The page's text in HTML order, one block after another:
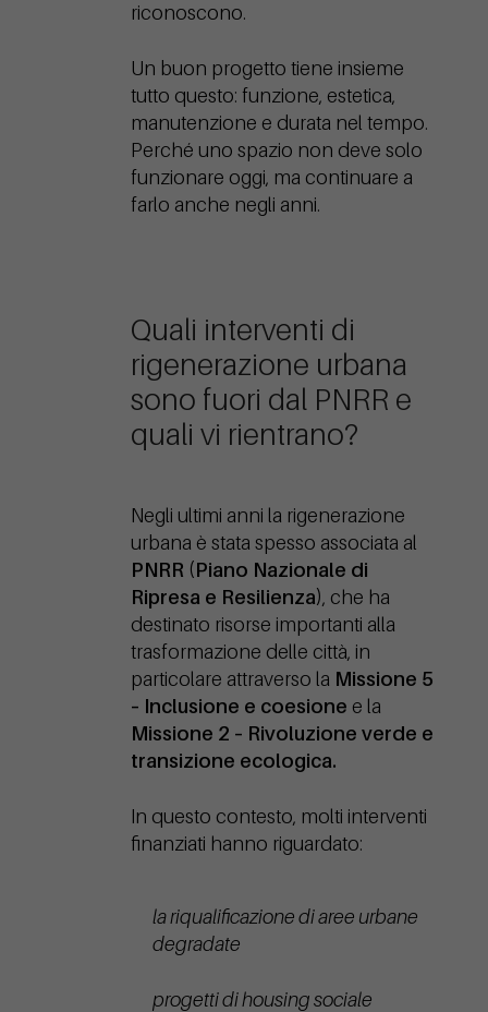
riconoscono.
Un buon progetto tiene insieme
tutto questo: funzione, estetica,
manutenzione e durata nel tempo.
Perché uno spazio non deve solo
funzionare oggi, ma continuare a
farlo anche negli anni.
Quali interventi di
rigenerazione urbana
sono fuori dal PNRR e
quali vi rientrano?
Negli ultimi anni la rigenerazione
urbana è stata spesso associata al
PNRR (Piano Nazionale di
Ripresa e Resilienza), che ha
destinato risorse importanti alla
trasformazione delle città, in
particolare attraverso la Missione 5
– Inclusione e coesione e la
Missione 2 – Rivoluzione verde e
transizione ecologica.
In questo contesto, molti interventi
finanziati hanno riguardato:
la riqualificazione di aree urbane
degradate
progetti di housing sociale